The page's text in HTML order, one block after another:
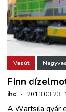
Vasút
Finn
iho · 2013.03.23.
A Wärtsilä gyár